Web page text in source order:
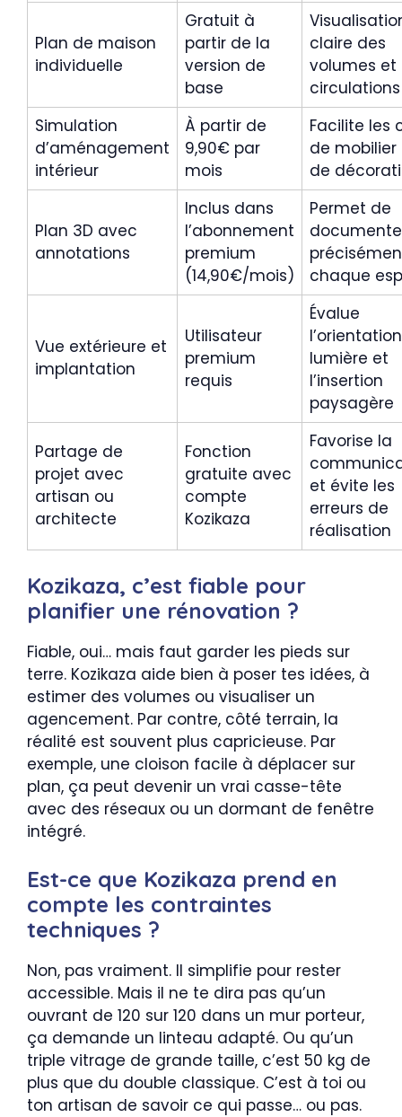
Plan de maison
individuelle
Gratuit à
partir de la
version de
base
claire des
volumes et
circulations
Simulation
d’aménagement
intérieur
À partir de
9,90€ par
mois
Facilite les
de mobilier
de
Plan 3D avec
annotations
Inclus dans
l’abonnement
premium
(14,90€/mois)
Permet de
chaque
Vue extérieure et
implantation
Utilisateur
premium
requis
Évalue
lumière et
l’insertion
paysagère
Partage de
projet avec
artisan ou
architecte
Fonction
gratuite avec
compte
Kozikaza
Favorise la
et évite les
erreurs de
réalisation
Kozikaza, c’est fiable pour
planifier une rénovation ?
Fiable, oui… mais faut garder les pieds sur
terre. Kozikaza aide bien à poser tes idées, à
estimer des volumes ou visualiser un
agencement. Par contre, côté terrain, la
réalité est souvent plus capricieuse. Par
exemple, une cloison facile à déplacer sur
plan, ça peut devenir un vrai casse-tête
avec des réseaux ou un dormant de fenêtre
intégré.
Est-ce que Kozikaza prend en
compte les contraintes
techniques ?
Non, pas vraiment. Il simplifie pour rester
accessible. Mais il ne te dira pas qu’un
ouvrant de 120 sur 120 dans un mur porteur,
ça demande un linteau adapté. Ou qu’un
triple vitrage de grande taille, c’est 50 kg de
plus que du double classique. C’est à toi ou
ton artisan de savoir ce qui passe… ou pas.